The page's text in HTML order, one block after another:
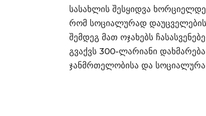
სასახლის შესყიდვა
რომ სოციალურად
შემდეგ მათ ოჯახებს
გვაქვს 300-ლარიანი
ჯანმრთელობისა და